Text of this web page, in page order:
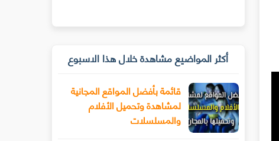
أكثر المواضيع مشاهدة خلال هذا الاسبوع
قائمة بأفضل المواقع المجانية
لمشاهدة وتحميل الأفلام
والمسلسلات